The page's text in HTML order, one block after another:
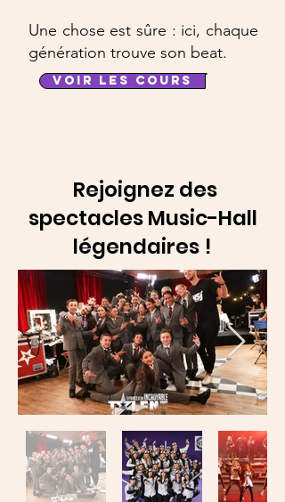
Une chose est sûre : ici, chaque
génération trouve son beat.
VOIR LES COURS
Rejoignez des
spectacles Music-Hall
légendaires !